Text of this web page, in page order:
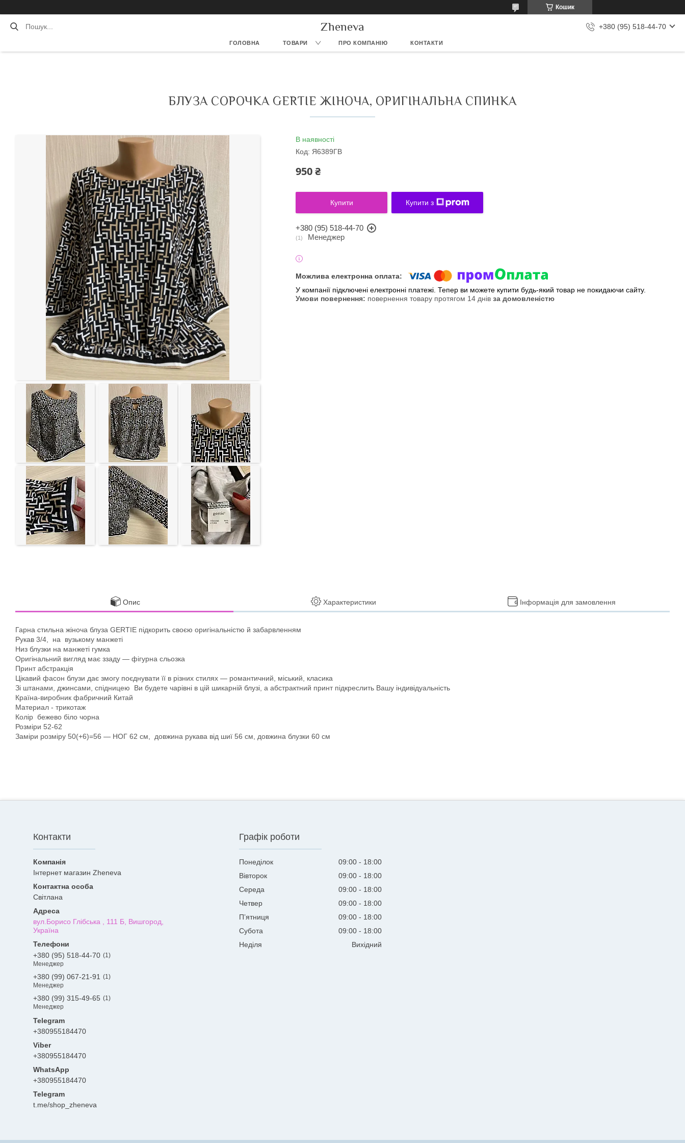
Кошик
Zheneva +380 (95) 518-44-70
ГОЛОВНА ТОВАРИ ПРО КОМПАНІЮ КОНТАКТИ
БЛУЗА СОРОЧКА GERTIE ЖІНОЧА, ОРИГІНАЛЬНА СПИНКА
В наявності
Код: Я6389ГВ
950 ₴
Купити Купити з
+380 (95) 518-44-70
1 Менеджер
У компанії підключені електронні платежі. Тепер ви можете купити будь-який товар не покидаючи сайту.
повернення товару протягом 14 днів за домовленістю
Опис Характеристики Інформація для замовлення
Гарна стильна жіноча блуза GERTIE підкорить своєю оригінальністю й забарвленням
Рукав 3/4, на вузькому манжеті
Низ блузки на манжеті гумка
Оригінальний вигляд має ззаду — фігурна сльозка
Принт абстракція
Цікавий фасон блузи дає змогу поєднувати її в різних стилях — романтичний, міський, класика
Зі штанами, джинсами, спідницею Ви будете чарівні в цій шикарній блузі, а абстрактний принт підкреслить Вашу індивідуальність
Країна-виробник фабричний Китай
Материал - трикотаж
Колір бежево біло чорна
Розміри 52-62
Заміри розміру 50(+6)=56 — НОГ 62 см, довжина рукава від шиї 56 см, довжина блузки 60 см
Контакти
Інтернет магазин Zheneva
Світлана
вул.Борисо Глібська , 111 Б, Вишгород,
Україна
+380 (95) 518-44-70
1
Менеджер
+380 (99) 067-21-91
1
Менеджер
+380 (99) 315-49-65
1
Менеджер
+380955184470
+380955184470
+380955184470
Telegram
t.me/shop_zheneva
Графік роботи
Понеділок 09:00
18:00
Вівторок
09:00
18:00
Середа
09:00
18:00
Четвер
09:00
18:00
Пʼятниця
09:00
18:00
Субота
09:00
18:00
Неділя
Вихідний